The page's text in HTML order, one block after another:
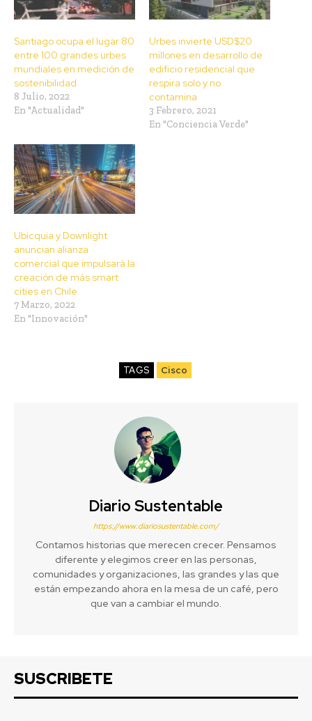
Santiago ocupa el lugar 80
entre 100 grandes urbes
mundiales en medición de
sostenibilidad
8 Julio, 2022
En "Actualidad"
Urbes invierte USD$20
millones en desarrollo de
edificio residencial que
respira solo y no
contamina
3 Febrero, 2021
En "Conciencia Verde"
Ubicquia y Downlight
anuncian alianza
comercial que impulsará la
creación de más smart
cities en Chile
7 Marzo, 2022
En "Innovación"
TAGS Cisco
Diario Sustentable
https://www.diariosustentable.com/
Contamos historias que merecen crecer. Pensamos
diferente y elegimos creer en las personas,
comunidades y organizaciones, las grandes y las que
están empezando ahora en la mesa de un café, pero
que van a cambiar el mundo.
SUSCRIBETE